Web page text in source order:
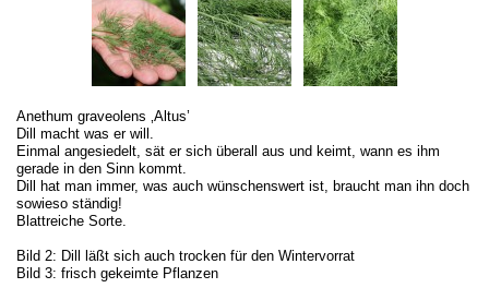
Anethum graveolens ‚Altus’
Dill macht was er will.
Einmal angesiedelt, sät er sich überall aus und keimt, wann es ihm
gerade in den Sinn kommt.
Dill hat man immer, was auch wünschenswert ist, braucht man ihn doch
sowieso ständig!
Blattreiche Sorte.
Bild 2: Dill läßt sich auch trocken für den Wintervorrat
Bild 3: frisch gekeimte Pflanzen